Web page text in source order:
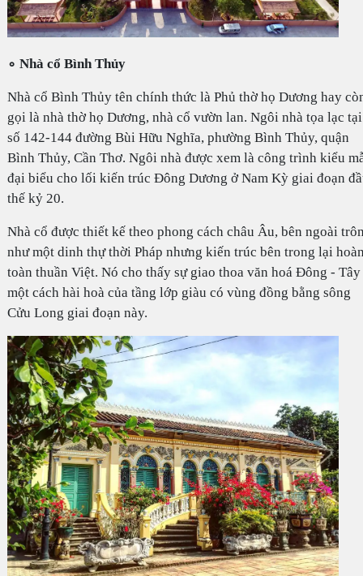
∘ Nhà cổ Bình Thủy
Nhà cổ Bình Thủy tên chính thức là Phủ thờ họ Dương hay
gọi là nhà thờ họ Dương, nhà cổ vườn lan. Ngôi nhà tọa lạc tại
số 142-144 đường Bùi Hữu Nghĩa, phường Bình Thủy, quận
Bình Thủy, Cần Thơ. Ngôi nhà được xem là công trình kiểu
đại biểu cho lối kiến trúc Đông Dương ở Nam Kỳ giai đoạn
thế kỷ 20.
Nhà cổ được thiết kế theo phong cách châu Âu, bên ngoài
như một dinh thự thời Pháp nhưng kiến trúc bên trong lại
toàn thuần Việt. Nó cho thấy sự giao thoa văn hoá Đông - Tây
một cách hài hoà của tầng lớp giàu có vùng đồng bằng sông
Cửu Long giai đoạn này.